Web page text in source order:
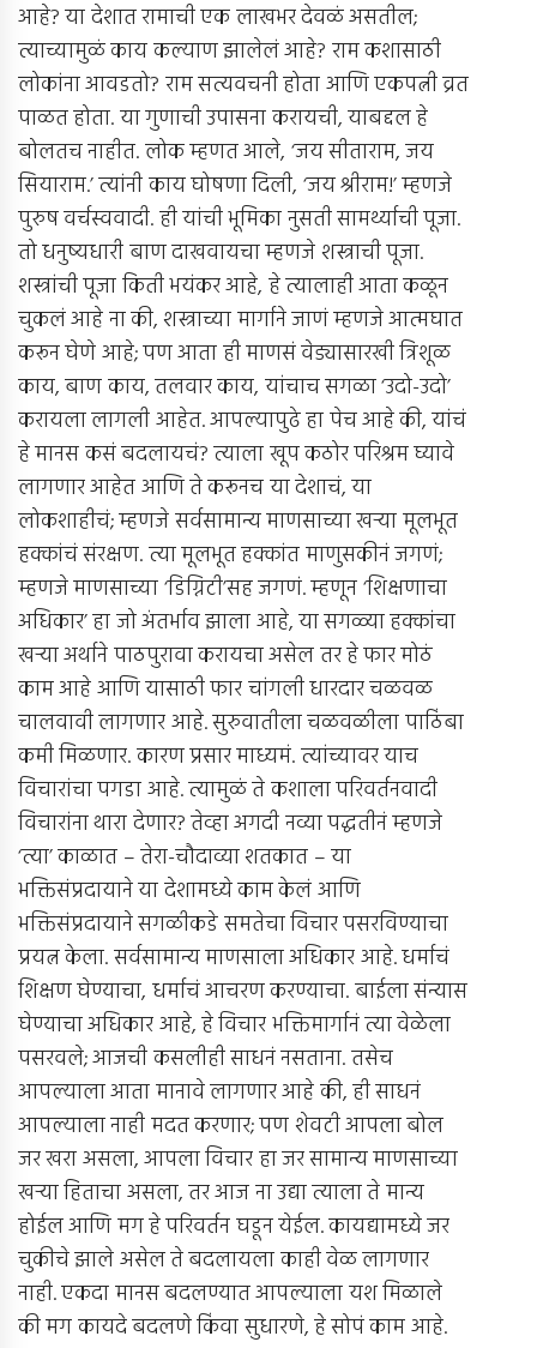
आहे? या देशात रामाची एक लाखभर देवळं असतील;
त्याच्यामुळं काय कल्याण झालेलं आहे? राम कशासाठी
लोकांना आवडतो? राम सत्यवचनी होता आणि एकपत्नी व्रत
पाळत होता. या गुणाची उपासना करायची, याबद्दल हे
बोलतच नाहीत. लोक म्हणत आले, ‘जय सीताराम, जय
सियाराम.’ त्यांनी काय घोषणा दिली, ‘जय श्रीराम!’ म्हणजे
पुरुष वर्चस्ववादी. ही यांची भूमिका नुसती सामर्थ्याची पूजा.
तो धनुष्यधारी बाण दाखवायचा म्हणजे शस्त्राची पूजा.
शस्त्रांची पूजा किती भयंकर आहे, हे त्यालाही आता कळून
चुकलं आहे ना की, शस्त्राच्या मार्गाने जाणं म्हणजे आत्मघात
करून घेणे आहे; पण आता ही माणसं वेड्यासारखी त्रिशूळ
काय, बाण काय, तलवार काय, यांचाच सगळा ‘उदो-उदो’
करायला लागली आहेत. आपल्यापुढे हा पेच आहे की, यांचं
हे मानस कसं बदलायचं? त्याला खूप कठोर परिश्रम घ्यावे
लागणार आहेत आणि ते करूनच या देशाचं, या
लोकशाहीचं; म्हणजे सर्वसामान्य माणसाच्या खर्‍या मूलभूत
हक्कांचं संरक्षण. त्या मूलभूत हक्कांत माणुसकीनं जगणं;
म्हणजे माणसाच्या ‘डिग्निटी’सह जगणं. म्हणून ‘शिक्षणाचा
अधिकार’ हा जो अंतर्भाव झाला आहे, या सगळ्या हक्कांचा
खर्‍या अर्थाने पाठपुरावा करायचा असेल तर हे फार मोठं
काम आहे आणि यासाठी फार चांगली धारदार चळवळ
चालवावी लागणार आहे. सुरुवातीला चळवळीला पाठिंबा
कमी मिळणार. कारण प्रसार माध्यमं. त्यांच्यावर याच
विचारांचा पगडा आहे. त्यामुळं ते कशाला परिवर्तनवादी
विचारांना थारा देणार? तेव्हा अगदी नव्या पद्धतीनं म्हणजे
‘त्या’ काळात – तेरा-चौदाव्या शतकात – या
भक्तिसंप्रदायाने या देशामध्ये काम केलं आणि
भक्तिसंप्रदायाने सगळीकडे समतेचा विचार पसरविण्याचा
प्रयत्न केला. सर्वसामान्य माणसाला अधिकार आहे. धर्माचं
शिक्षण घेण्याचा, धर्माचं आचरण करण्याचा. बाईला संन्यास
घेण्याचा अधिकार आहे, हे विचार भक्तिमार्गानं त्या वेळेला
पसरवले; आजची कसलीही साधनं नसताना. तसेच
आपल्याला आता मानावे लागणार आहे की, ही साधनं
आपल्याला नाही मदत करणार; पण शेवटी आपला बोल
जर खरा असला, आपला विचार हा जर सामान्य माणसाच्या
खर्‍या हिताचा असला, तर आज ना उद्या त्याला ते मान्य
होईल आणि मग हे परिवर्तन घडून येईल. कायद्यामध्ये जर
चुकीचे झाले असेल ते बदलायला काही वेळ लागणार
नाही. एकदा मानस बदलण्यात आपल्याला यश मिळाले
की मग कायदे बदलणे किंवा सुधारणे, हे सोपं काम आहे.